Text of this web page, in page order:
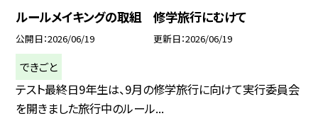
ルールメイキングの取組 修学旅行にむけて
公開日 2026/06/19 更新日 2026/06/19
できごと
テスト最終日9年生は、9月の修学旅行に向けて実行委員会
を開きました旅行中のルール...